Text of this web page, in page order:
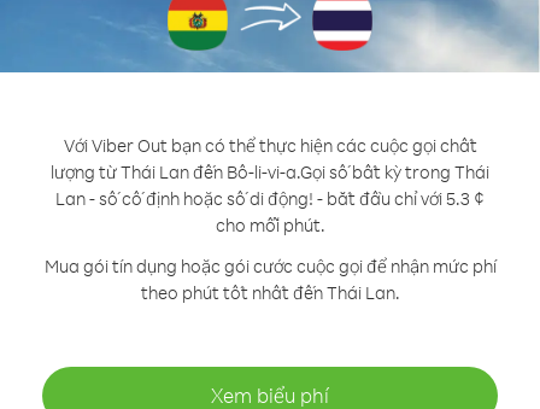
Với Viber Out bạn có thể thực hiện các cuộc gọi chất
lượng từ Thái Lan đến Bô-li-vi-a.Gọi số bất kỳ trong Thái
Lan - số cố định hoặc số di động! - bắt đầu chỉ với 5.3 ¢
cho mỗi phút.
Mua gói tín dụng hoặc gói cước cuộc gọi để nhận mức phí
theo phút tốt nhất đến Thái Lan.
Xem biểu phí